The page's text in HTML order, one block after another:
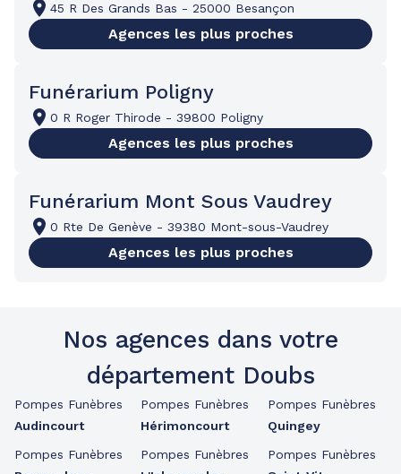
45 R Des Grands Bas - 25000 Besançon
Agences les plus proches
Funérarium Poligny
0 R Roger Thirode - 39800 Poligny
Agences les plus proches
Funérarium Mont Sous Vaudrey
0 Rte De Genève - 39380 Mont-sous-Vaudrey
Agences les plus proches
Nos agences dans votre
département Doubs
Pompes Funèbres
Audincourt
Pompes Funèbres
Pompes Funèbres
Hérimoncourt
Pompes Funèbres
Pompes Funèbres
Quingey
Pompes Funèbres